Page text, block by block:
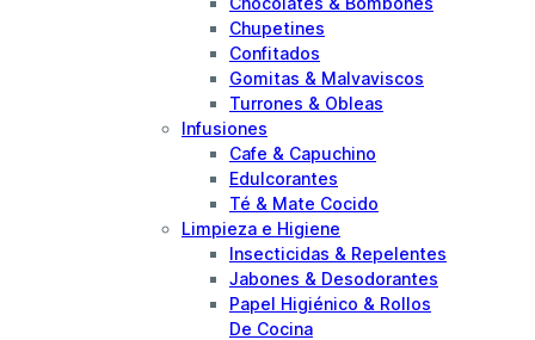
Chupetines
Confitados
Gomitas & Malvaviscos
Turrones & Obleas
Infusiones
Cafe & Capuchino
Edulcorantes
Té & Mate Cocido
Limpieza e Higiene
Insecticidas & Repelentes
Jabones & Desodorantes
Papel Higiénico & Rollos
De Cocina